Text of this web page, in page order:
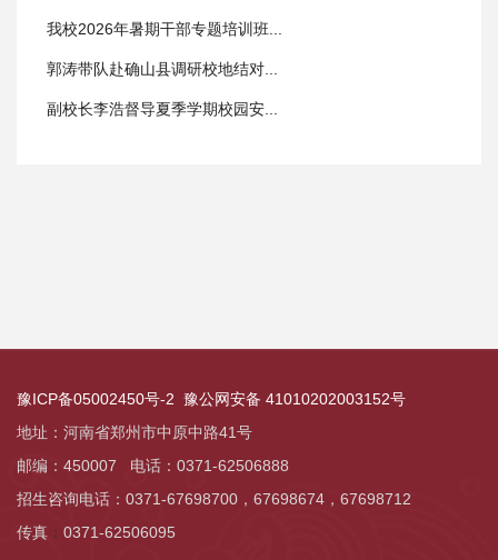
我校2026年暑期干部专题培训班...
郭涛带队赴确山县调研校地结对...
副校长李浩督导夏季学期校园安...
豫ICP备05002450号-2 豫公网安备 41010202003152号
地址：河南省郑州市中原中路41号
邮编：450007 电话：0371-62506888
招生咨询电话：0371-67698700， 67698674， 67698712
传真 ： 0371-62506095